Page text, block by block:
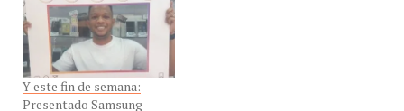
para ofrecer a los
consumidores otro
espacio donde adquirir lo
último de su portafolio de
productos. En la nueva
tienda Samsung, en el…
Y este fin de semana:
Presentado Samsung